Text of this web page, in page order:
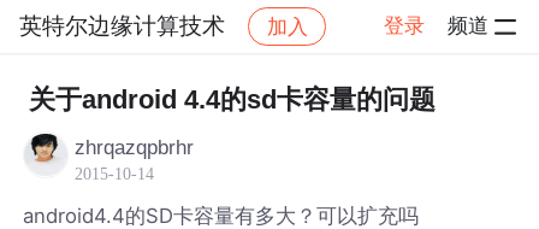
英特尔边缘计算技术 加入 登录 频道
社区 英特尔边缘计算技术 帖子详情
关于android 4.4的sd卡容量的问题
zhrqazqpbrhr
2015-10-14
android4.4的SD卡容量有多大？可以扩充吗